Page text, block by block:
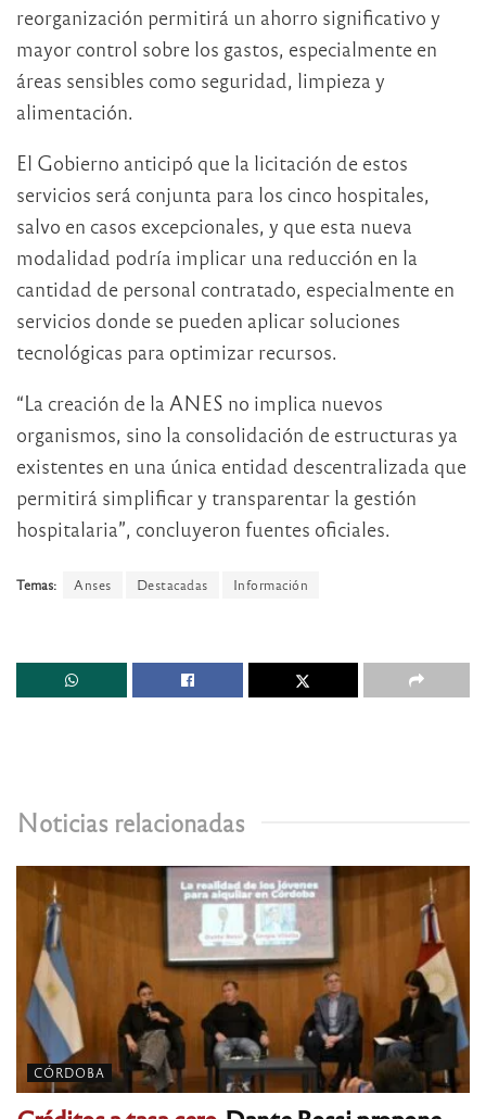
reorganización permitirá un ahorro significativo y
mayor control sobre los gastos, especialmente en
áreas sensibles como seguridad, limpieza y
alimentación.
El Gobierno anticipó que la licitación de estos
servicios será conjunta para los cinco hospitales,
salvo en casos excepcionales, y que esta nueva
modalidad podría implicar una reducción en la
cantidad de personal contratado, especialmente en
servicios donde se pueden aplicar soluciones
tecnológicas para optimizar recursos.
“La creación de la ANES no implica nuevos
organismos, sino la consolidación de estructuras ya
existentes en una única entidad descentralizada que
permitirá simplificar y transparentar la gestión
hospitalaria”, concluyeron fuentes oficiales.
Temas: Anses Destacadas Información
Noticias relacionadas
CÓRDOBA